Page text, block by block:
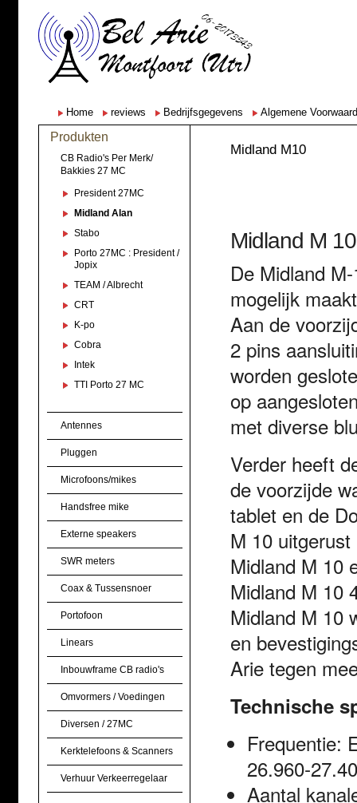
Home reviews Bedrijfsgegevens Algemene
Produkten
CB Radio's Per Merk/
Bakkies 27 MC
President 27MC
Midland Alan
Stabo
Porto 27MC : President /
Jopix
TEAM / Albrecht
CRT
K-po
Cobra
Intek
TTI Porto 27 MC
Antennes
Pluggen
Microfoons/mikes
Handsfree mike
Externe speakers
SWR meters
Coax & Tussensnoer
Portofoon
Linears
Inbouwframe CB radio's
Omvormers / Voedingen
Diversen / 27MC
Kerktelefoons & Scanners
Verhuur Verkeerregelaar
Midland M10
Midland M
De Midland
mogelijk
Aan de
2 pins
worden
op
met diverse
Verder heeft
de voorzijde
tablet en de
M 10
Midland M 10
Midland M 10
Midland M 10
en
Arie tegen
Technische
Frequentie:
Aantal